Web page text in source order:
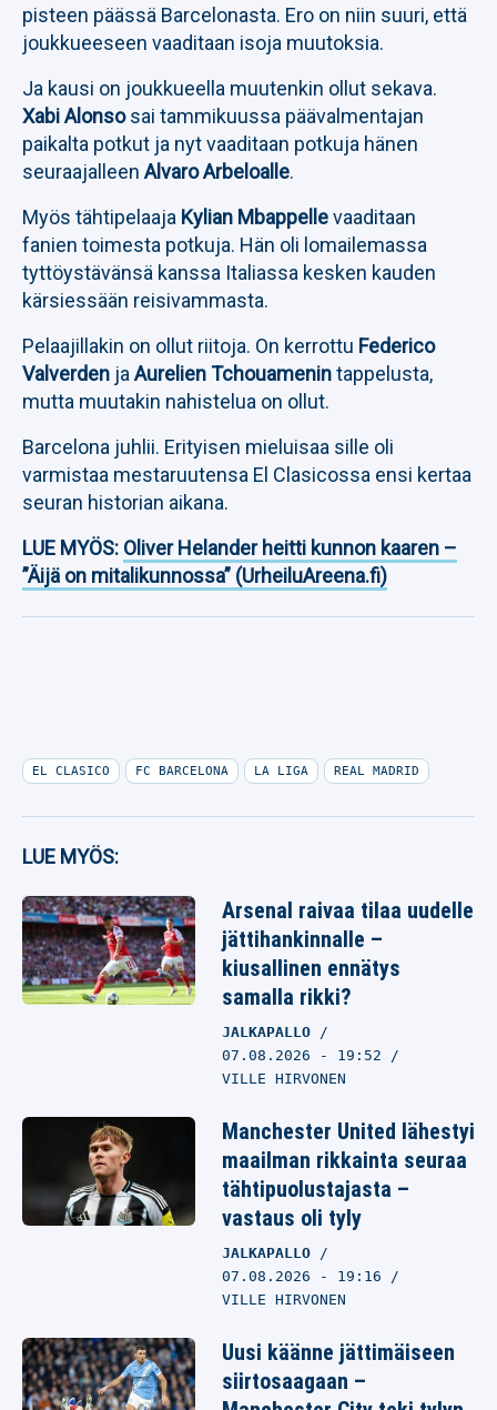
pisteen päässä Barcelonasta. Ero on niin suuri, että
joukkueeseen vaaditaan isoja muutoksia.
Ja kausi on joukkueella muutenkin ollut sekava.
Xabi Alonsosai tammikuussa päävalmentajan
paikalta potkut ja nyt vaaditaan potkuja hänen
seuraajalleen Alvaro Arbeloalle.
Myös tähtipelaaja Kylian Mbappellevaaditaan
fanien toimesta potkuja. Hän oli lomailemassa
tyttöystävänsä kanssa Italiassa kesken kauden
kärsiessään reisivammasta.
Pelaajillakin on ollut riitoja. On kerrottu Federico
Valverden ja Aurelien Tchouamenintappelusta,
mutta muutakin nahistelua on ollut.
Barcelona juhlii. Erityisen mieluisaa sille oli
varmistaa mestaruutensa El Clasicossa ensi kertaa
seuran historian aikana.
LUE MYÖS: Oliver Helander heitti kunnon kaaren –
”Äijä on mitalikunnossa” (UrheiluAreena.fi)
EL CLASICO FC BARCELONA LA LIGA REAL MADRID
LUE MYÖS:
Arsenal raivaa tilaa uudelle
jättihankinnalle –
kiusallinen ennätys
samalla rikki?
JALKAPALLO
07.08.2026 - 19:52
VILLE HIRVONEN
Manchester United lähestyi
maailman rikkainta seuraa
tähtipuolustajasta –
vastaus oli tyly
JALKAPALLO
07.08.2026 - 19:16
VILLE HIRVONEN
Uusi käänne jättimäiseen
siirtosaagaan –